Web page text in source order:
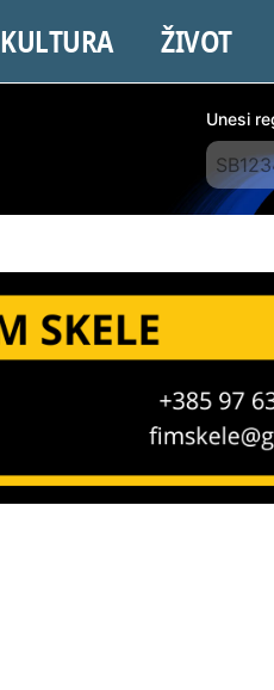
KULTURA ŽIVOT
Unesi